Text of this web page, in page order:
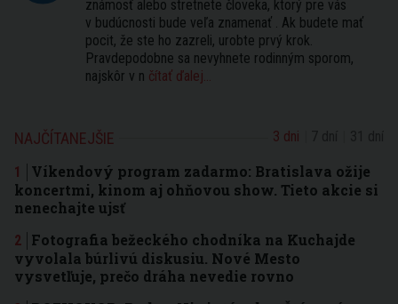
známosť alebo stretnete človeka, ktorý pre vás
v budúcnosti bude veľa znamenať . Ak budete mať
pocit, že ste ho zazreli, urobte prvý krok.
Pravdepodobne sa nevyhnete rodinným sporom,
najskôr v n čítať ďalej...
NAJČÍTANEJŠIE 3 dni
Víkendový program zadarmo: Bratislava ožije
koncertmi, kinom aj ohňovou show. Tieto akcie si
nenechajte ujsť
Fotografia bežeckého chodníka na Kuchajde
vyvolala búrlivú diskusiu. Nové Mesto
vysvetľuje, prečo dráha nevedie rovno